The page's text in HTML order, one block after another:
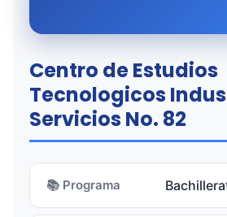
Centro de Estudios
Tecnologicos
Servicios No. 82
📚 Programa